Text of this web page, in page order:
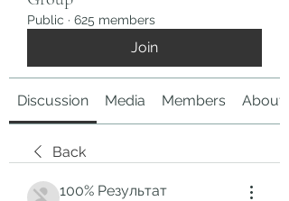
Public · 625 members
Join
Discussion Media Members About
Back
100% Результат